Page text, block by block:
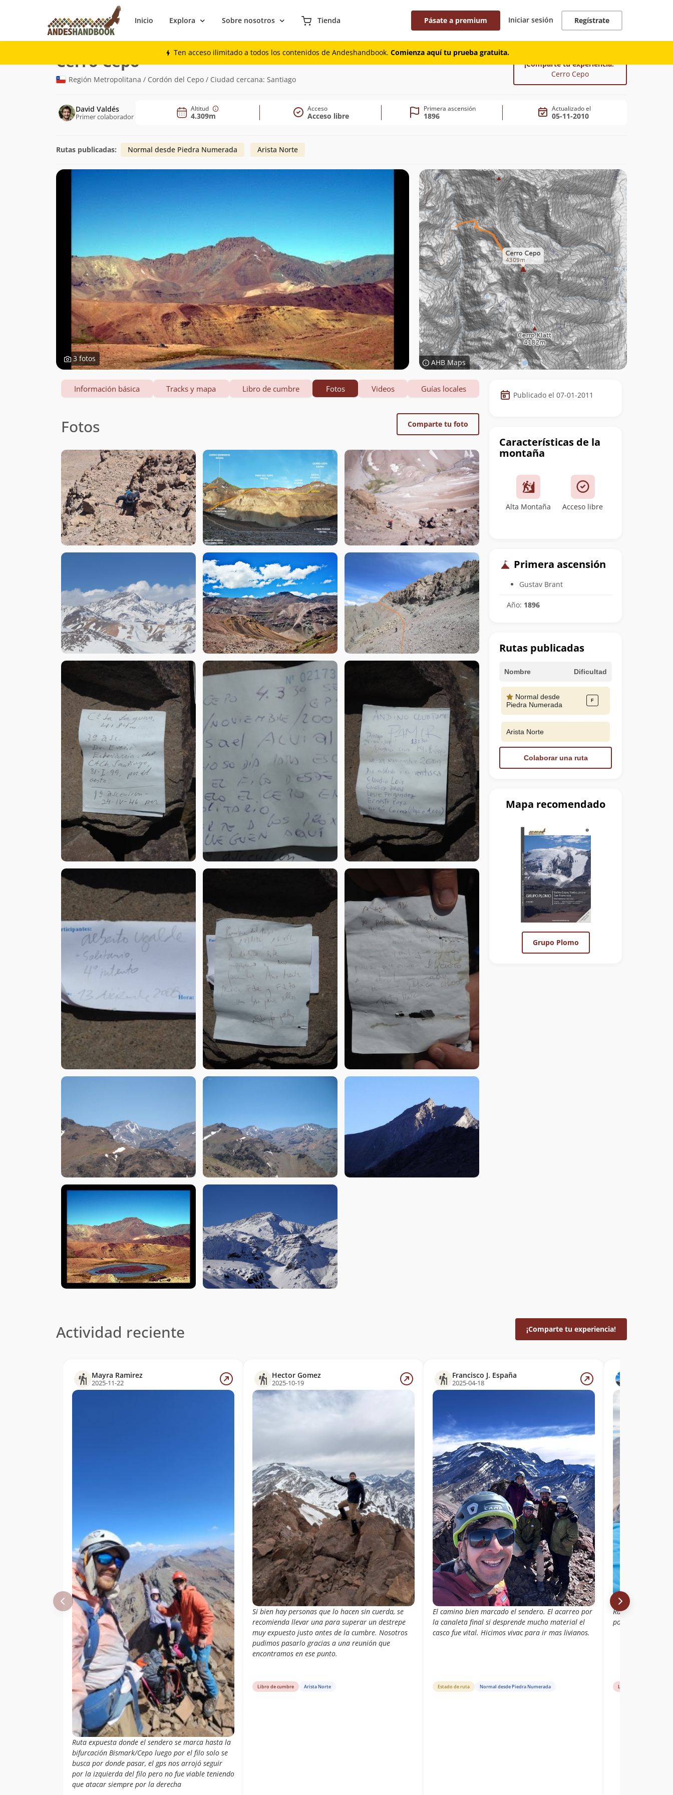
Inicio Explora Sobre nosotros Tienda Pásate a premium Iniciar sesión Regístrate
Ten acceso ilimitado a todos los contenidos de Andeshandbook. Comienza aquí tu prueba gratuita.
Montaña
Cerro Cepo (4.309m)
Región Metropolitana / Cordón del Cepo / Ciudad cercana: Santiago
¡Comparte tu experiencia!
Cerro Cepo
David Valdés
Primer colaborador
Altitud
4.309m
Acceso
Acceso libre
Primera ascensión
1896
Actualizado el
05-11-2010
Rutas publicadas: Normal desde Piedra Numerada Arista Norte
3 fotos AHB Maps
Datos
de
cumbre
Publicado el 07-01-2011
Características de la
montaña
Alta Montaña Acceso libre
Primera ascensión
Gustav Brant
Año: 1896
Rutas publicadas
Nombre Dificultad
Normal desde
Piedra Numerada
Arista Norte
Colaborar una ruta
Mapa recomendado
Grupo Plomo
Información básica Tracks y mapa Libro de cumbre Fotos Videos Guías locales
Fotos Comparte tu foto
Actividad reciente ¡Comparte tu experiencia!
Mayra Ramirez
2025-11-22
Ruta expuesta donde el sendero se marca hasta la
bifurcación Bismark/Cepo luego por el filo solo se
busca por donde pasar, el gps nos arrojó seguir
por la izquierda del filo pero no fue viable teniendo
que atacar siempre por la derecha
Hector Gomez
2025-10-19
Si bien hay personas que lo hacen sin cuerda, se
recomienda llevar una para superar un destrepe
muy expuesto justo antes de la cumbre. Nosotros
pudimos pasarlo gracias a una reunión que
encontramos en ese punto.
Libro de cumbre Arista Norte
Francisco J. España
2025-04-18
El camino bien marcado el sendero. El acarreo por
la canaleta final si desprende mucho material el
casco fue vital. Hicimos vivac para ir mas livianos.
Estado de ruta Normal desde Piedra Numerada
Ruta con un
por roca de muy
Libro de cumbre